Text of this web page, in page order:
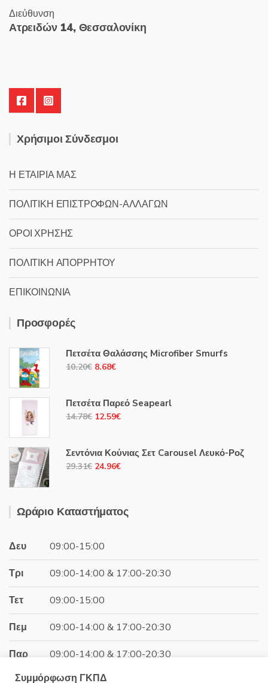
Διεύθυνση
Ατρειδών 14, Θεσσαλονίκη
Χρήσιμοι Σύνδεσμοι
Η ΕΤΑΙΡΙΑ ΜΑΣ
ΠΟΛΙΤΙΚΗ ΕΠΙΣΤΡΟΦΩΝ-ΑΛΛΑΓΩΝ
ΟΡΟΙ ΧΡΗΣΗΣ
ΠΟΛΙΤΙΚΗ ΑΠΟΡΡΗΤΟΥ
ΕΠΙΚΟΙΝΩΝΙΑ
Προσφορές
Πετσέτα Θαλάσσης Microfiber Smurfs
10.20€ Original
10.20€.
8.68€Η
είναι:
8.68€.
Πετσέτα Παρεό Seapearl
14.78€ Original
14.78€.
12.59€Η
είναι:
12.59€.
Σεντόνια Κούνιας Σετ Carousel Λευκό-Ροζ
29.31€ Original
29.31€.
24.96€Η
είναι:
Ωράριο Καταστήματος
Δευ 09:00-15:00
Τρι 09:00-14:00 & 17:00-20:30
Τετ 09:00-15:00
Πεμ 09:00-14:00 & 17:00-20:30
Παρ 09:00-14:00 & 17:00-20:30
Συμμόρφωση ΓΚΠΔ